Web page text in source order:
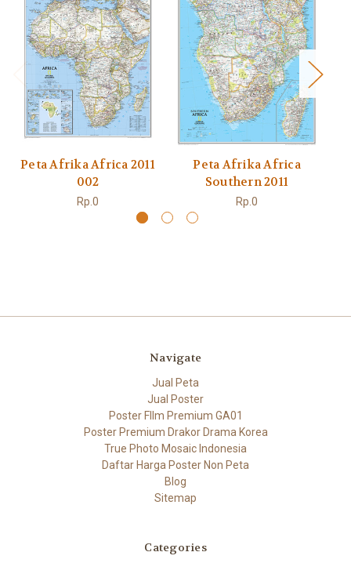
Peta Afrika Africa 2011
002
Rp.0
Peta Afrika Africa
Southern 2011
Rp.0
Navigate
Jual Peta
Jual Poster
Poster FIlm Premium GA01
Poster Premium Drakor Drama Korea
True Photo Mosaic Indonesia
Daftar Harga Poster Non Peta
Blog
Sitemap
Categories